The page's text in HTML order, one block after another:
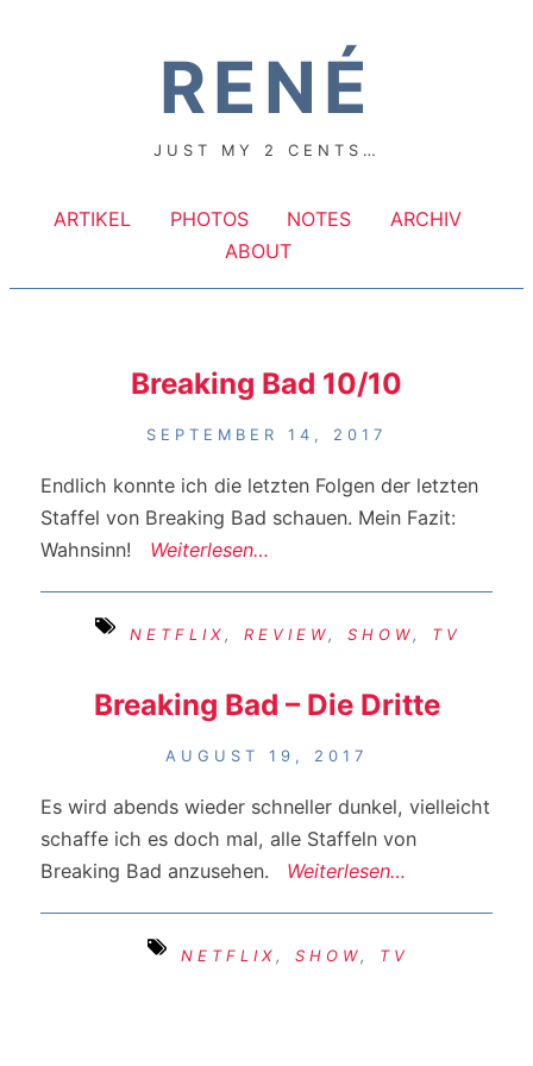
RENÉ
JUST MY 2 CENTS…
ARTIKEL PHOTOS NOTES
ARCHIV
ABOUT
Breaking Bad 10/10
SEPTEMBER 14, 2017
Endlich konnte ich die letzten Folgen der letzten
Staffel von Breaking Bad schauen. Mein Fazit:
Wahnsinn! Weiterlesen…
NETFLIX, REVIEW, SHOW, TV
Breaking Bad – Die Dritte
AUGUST 19, 2017
Es wird abends wieder schneller dunkel, vielleicht
schaffe ich es doch mal, alle Staffeln von
Breaking Bad anzusehen. Weiterlesen…
NETFLIX,SHOW, TV